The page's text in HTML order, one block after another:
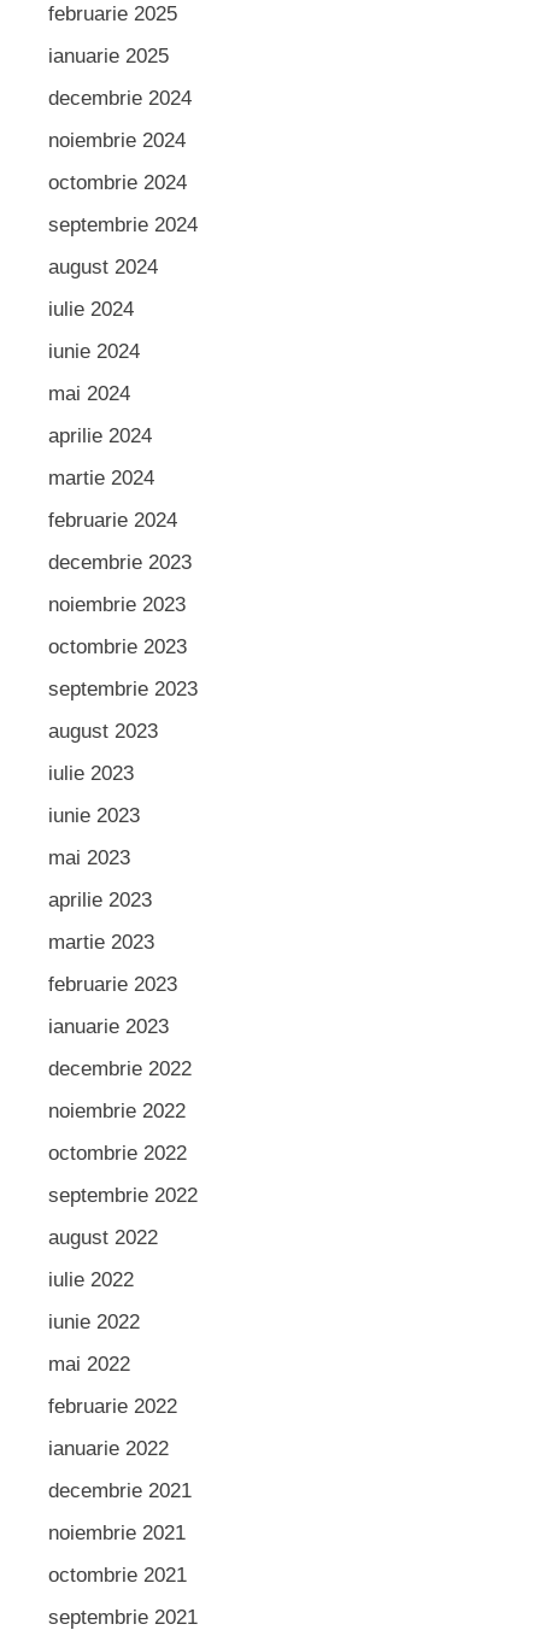
februarie 2025
ianuarie 2025
decembrie 2024
noiembrie 2024
octombrie 2024
septembrie 2024
august 2024
iulie 2024
iunie 2024
mai 2024
aprilie 2024
martie 2024
februarie 2024
decembrie 2023
noiembrie 2023
octombrie 2023
septembrie 2023
august 2023
iulie 2023
iunie 2023
mai 2023
aprilie 2023
martie 2023
februarie 2023
ianuarie 2023
decembrie 2022
noiembrie 2022
octombrie 2022
septembrie 2022
august 2022
iulie 2022
iunie 2022
mai 2022
februarie 2022
ianuarie 2022
decembrie 2021
noiembrie 2021
octombrie 2021
septembrie 2021